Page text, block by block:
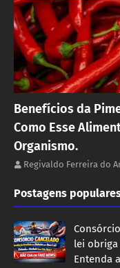
Benefícios da
Como Esse
Organismo.
Regivaldo Ferreira do
Postagens
lei
Entenda